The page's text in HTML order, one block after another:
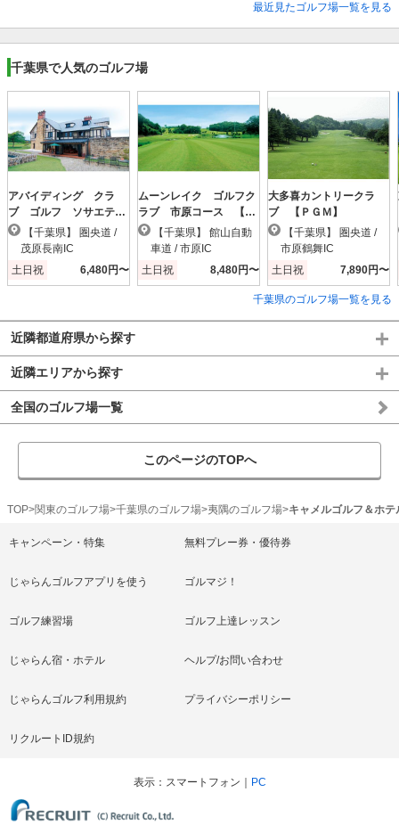
最近見たゴルフ場一覧を見る
千葉県で人気のゴルフ場
アバイディング クラ
ブ ゴルフ ソサエテ
ィ 【ＰＧＭ】
茂原長南IC
土日祝
6,480円〜
ムーンレイク ゴルフク
ラブ 市原コース 【Ｐ
ＧＭ】
車道 / 市原IC
土日祝
8,480円〜
大多喜カントリークラ
ブ 【ＰＧＭ】
市原鶴舞IC
土日祝
7,890円〜
千葉県のゴルフ場一覧を見る
近隣都道府県から探す
近隣エリアから探す
全国のゴルフ場一覧
このページのTOPへ
TOP 関東のゴルフ場 千葉県のゴルフ場 夷隅のゴルフ場 キャメルゴルフ＆ホテ
キャンペーン・特集 無料プレー券・優待券
じゃらんゴルフアプリを使う ゴルマジ！
ゴルフ練習場 ゴルフ上達レッスン
じゃらん宿・ホテル ヘルプ/お問い合わせ
じゃらんゴルフ利用規約 プライバシーポリシー
リクルートID規約
表示 スマートフォン PC